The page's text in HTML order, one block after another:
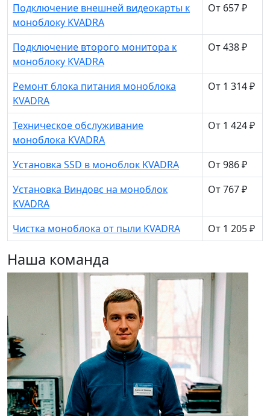
Подключение внешней видеокарты к
моноблоку KVADRA
От 657 ₽
Подключение второго монитора к
моноблоку KVADRA
От 438 ₽
Ремонт блока питания моноблока
KVADRA
От 1 314 ₽
Техническое обслуживание
моноблока KVADRA
От 1 424 ₽
Установка SSD в моноблок KVADRA
От 986 ₽
Установка Виндовс на моноблок
KVADRA
От 767 ₽
Чистка моноблока от пыли KVADRA От 1 205 ₽
Наша команда